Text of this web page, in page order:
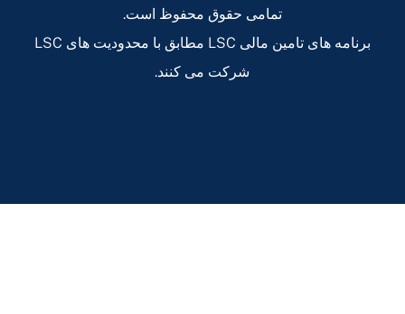
تمامی حقوق محفوظ است.
برنامه های تامین مالی LSC مطابق با محدودیت های LSC
شرکت می کنند.